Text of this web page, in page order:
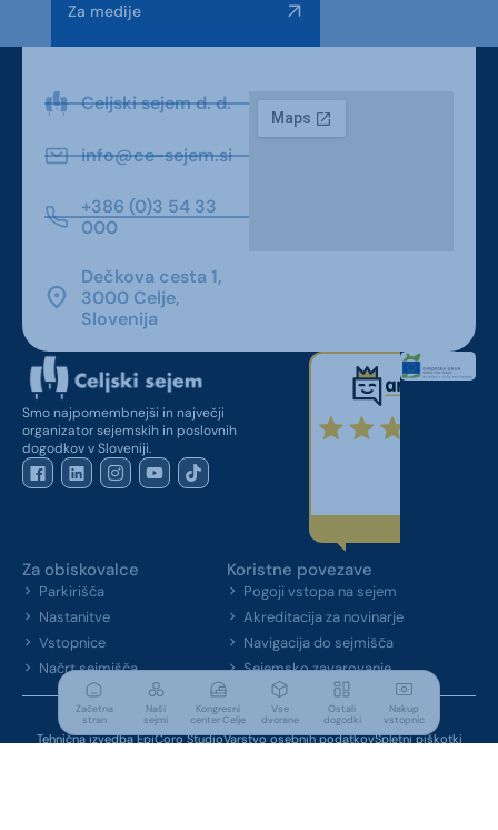
Za medije
Celjski sejem d. d.
info@ce-sejem.si
+386 (0)3 54 33
000
Dečkova cesta 1,
3000 Celje,
Slovenija
Smo najpomembnejši in največji
organizator sejemskih in poslovnih
dogodkov v Sloveniji.
Za obiskovalce
Parkirišča
Nastanitve
Vstopnice
Načrt sejmišča
Koristne povezave
Pogoji vstopa na sejem
Akreditacija za novinarje
Navigacija do sejmišča
Sejemsko zavarovanje
© 2026 Vse pravice pridržane Celjski sejem d.d.
Tehnična izvedba EpiCoro StudioVarstvo osebnih podatkovSpletni piškotki
Začetna
stran
Naši
sejmi
Kongresni
center Celje
Vse
dvorane
Ostali
dogodki
Nakup
vstopnic